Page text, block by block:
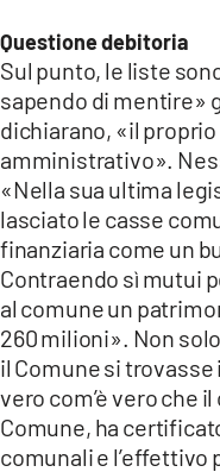
APPLE
Questione debitoria
Sul punto, le liste
sapendo di mentire»
dichiarano, «il
amministrativo».
«Nella sua ultima
lasciato le casse
finanziaria come un
Contraendo sì mutui
al comune un
260 milioni». Non
il Comune si
vero com’è vero che
Comune, ha
comunali e